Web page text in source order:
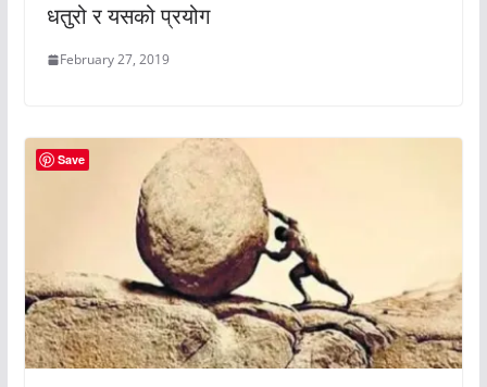
धतुरो र यसको प्रयोग
February 27, 2019
Save